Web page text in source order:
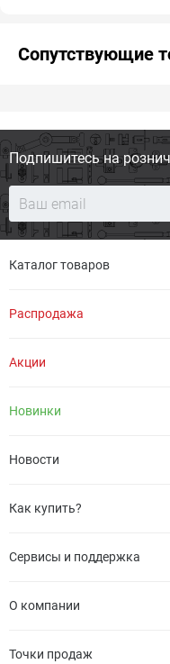
Сопутствующие
Подпишитесь на
Каталог товаров
Распродажа
Акции
Новинки
Новости
Как купить?
Сервисы и поддержка
О компании
Точки продаж